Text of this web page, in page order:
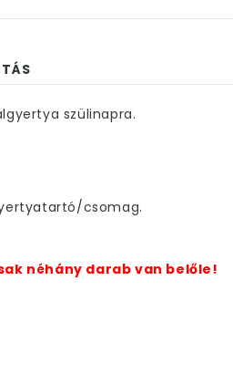
szülinapra.
csomag.
néhány darab van belőle!